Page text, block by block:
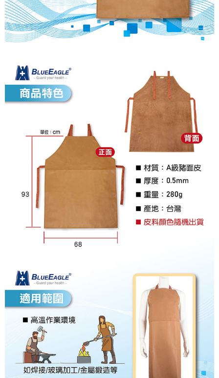
４．使用「AFTEE先享後付」時，將依據個別帳號之用戶狀況，依本公司即
時審查核予不同之上限額度；若仍有額度不足之情形，本公司將視審查結果
請求用戶進行身份認證。
５．嚴禁一人註冊多個帳號或使用他人資訊註冊。若發現惡意使用之情形，
恩沛科技股份有限公司將有權停止該用戶之使用額度並採取法律行動。
🚢離島配送
每筆NT$250